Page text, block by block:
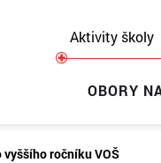
Aktivity školy
OBORY
ročníku VOŠ